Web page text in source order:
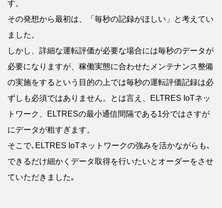
す。
その発想から最初は、「毎秒の記録がほしい」と考えてい
ました。
しかし、詳細な運転評価が必要な場合には毎秒のデータが
必要になりますが、稼働実態に合わせたメンテナンス整備
の実施をするという目的の上では毎秒の運転評価記録は必
ずしも必須ではありません。とは言え、ELTRES IoTネッ
トワーク、ELTRESの最小通信間隔である1分ではさすが
にデータが粗すぎます。
そこで､ELTRES IoTネットワークの強みを活かながらも､
できるだけ細かくデータ取得を行いたいとオーダーをさせ
ていただきました｡